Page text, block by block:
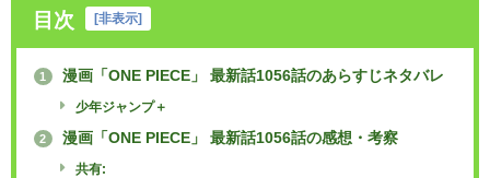
目次 [非表示]
1 漫画「ONE PIECE」 最新話1056話のあらすじネタバレ
少年ジャンプ＋
2 漫画「ONE PIECE」 最新話1056話の感想・考察
共有: